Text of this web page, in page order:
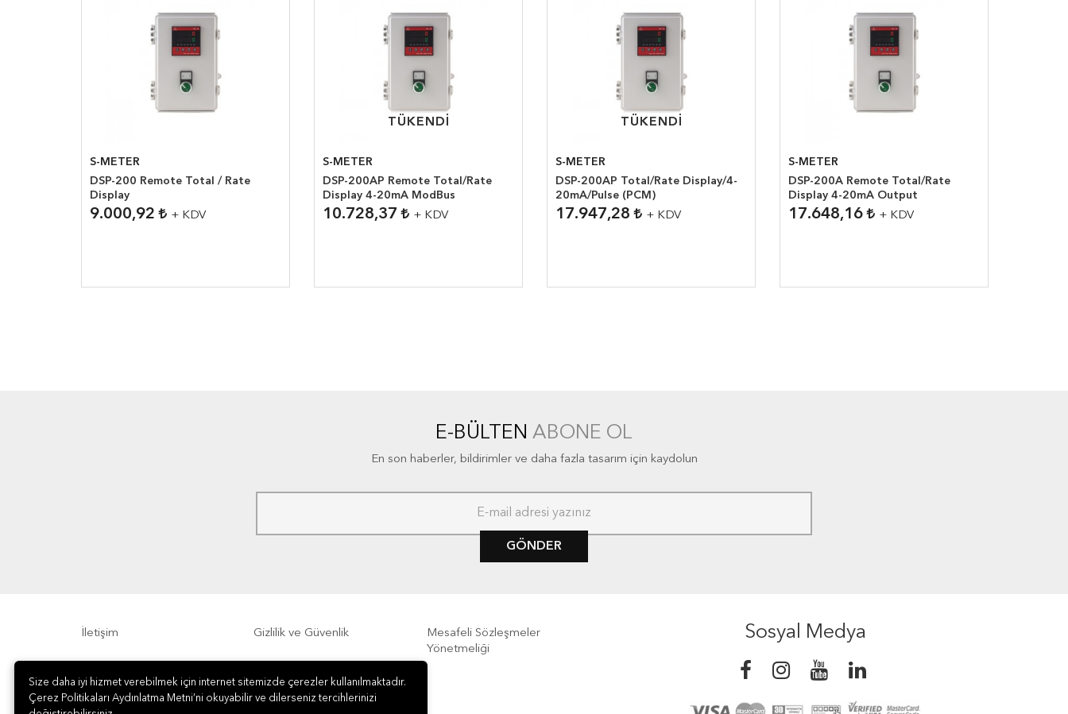
S-METER
DSP-200 Remote Total / Rate
Display
9.000,92 + KDV
TÜKENDI
TÜKENDI
S-METER
DSP-200AP Remote Total/Rate
Display 4-20mA ModBus
10.728,37 + KDV
TÜKENDI
TÜKENDI
S-METER
DSP-200AP Total/Rate Display/4-
20mA/Pulse (PCM)
17.947,28 + KDV
S-METER
DSP-200A Remote Total/Rate
Display 4-20mA Output
17.648,16 + KDV
E-BÜLTEN ABONE OL
En son haberler, bildirimler ve daha fazla tasarım için kaydolun
GÖNDER
İletişim Gizlilik ve Güvenlik
Mesafeli Sözleşmeler
Yönetmeliği
Sıkça Sorulan Sorular Sipariş, Teslimat ve İade
Sosyal Medya
Size daha iyi hizmet verebilmek için internet sitemizde çerezler kullanılmaktadır.
Çerez Politikaları Aydınlatma Metni’ni okuyabilir ve dilerseniz tercihlerinizi